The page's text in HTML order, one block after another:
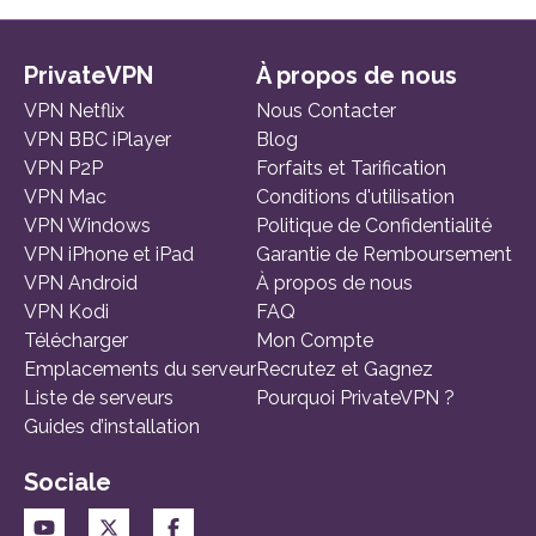
PrivateVPN
VPN Netflix
VPN BBC iPlayer
VPN P2P
VPN Mac
VPN Windows
VPN iPhone et iPad
VPN Android
VPN Kodi
Télécharger
Emplacements du serveur
Liste de serveurs
Guides d’installation
À propos de nous
Nous Contacter
Blog
Forfaits et Tarification
Conditions d'utilisation
Politique de Confidentialité
Garantie de Remboursement
À propos de nous
FAQ
Mon Compte
Recrutez et Gagnez
Pourquoi PrivateVPN ?
Sociale